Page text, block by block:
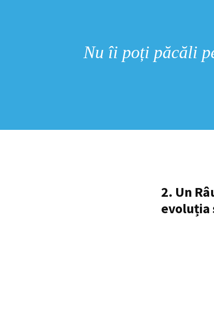
Nu îi poți păcăli
2. Un
evoluția